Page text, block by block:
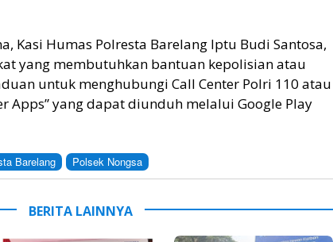
Kasi Humas Polresta Barelang Iptu Budi Santosa,
yang membutuhkan bantuan kepolisian atau
untuk menghubungi Call Center Polri 110 atau
Apps” yang dapat diunduh melalui Google Play
Barelang Polsek Nongsa
BERITA LAINNYA